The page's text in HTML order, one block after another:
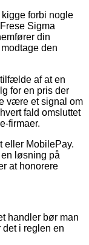
forbi nogle
Sigma
din
den
af at en
for en pris der
være et signal om
fald omsluttet
firmaer.
eller MobilePay.
løsning på
at honorere
handler bør man
i reglen en